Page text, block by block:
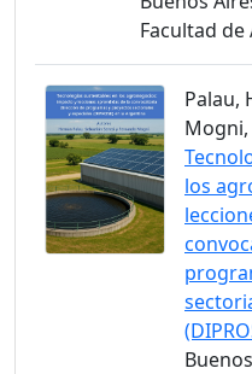
Facultad
Palau,
Mogni,
los